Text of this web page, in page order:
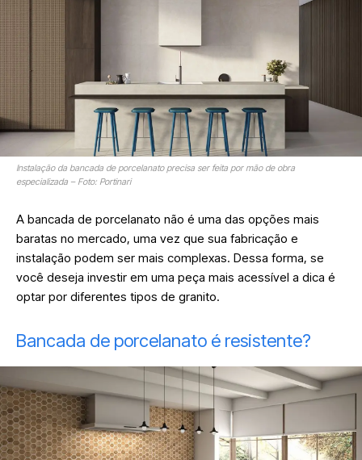
Instalação da bancada de porcelanato precisa ser feita por mão de obra
especializada – Foto: Portinari
A bancada de porcelanato não é uma das opções mais
baratas no mercado, uma vez que sua fabricação e
instalação podem ser mais complexas. Dessa forma, se
você deseja investir em uma peça mais acessível a dica é
optar por diferentes tipos de granito.
Bancada de porcelanato é resistente?